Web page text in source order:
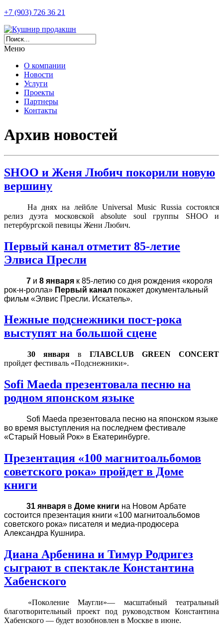
+7 (903) 726 36 21
Меню
О компании
Новости
Услуги
Проекты
Партнеры
Контакты
Архив новостей
SHOO и Женя Любич покорили новую
вершину
На днях на лейблеUniversal Music Russia состоялся
релиз дуэта московскойabsolute soul группы SHOO
и
петербургской певицы Жени Любич.
Первый канал отметит 85-летие
Элвиса Пресли
7 и8 января к 85-летию со дня рождения «короля
рок-н-ролла» Первый канал покажет документальный
фильм «Элвис Пресли. Искатель».
Нежные подснежники пост-рока
выступят на большой сцене
30 января вГЛАВCLUB GREEN CONCERT
пройдет фестиваль «Подснежники».
Sofi Maeda презентовала песню на
родном японском языке
Sofi Maeda презентовала песню на японском языке
во время выступления на последнем фестивале
«Старый Новый Рок» в Екатеринбурге.
Презентация «100 магнитоальбомов
советского рока» пройдет в Доме
книги
31 января вДоме книги на Новом Арбате
состоится презентация книги «100 магнитоальбомов
советского рока» писателя и медиа-продюсера
Александра Кушнира.
Диана Арбенина и Тимур Родригез
сыграют в спектакле Константина
Хабенского
«Поколение Маугли»— масштабный театральный
благотворительный проект под руководством Константина
Хабенского — будет возобновлен в Москве в июне.